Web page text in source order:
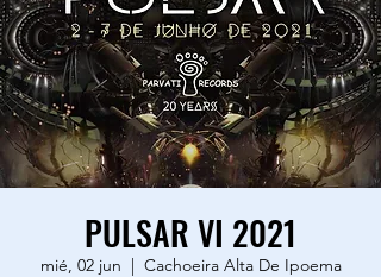
PULSAR VI 2021
mié, 02 jun
  |
Cachoeira Alta De Ipoema